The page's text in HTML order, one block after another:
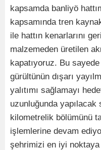
kapsamda banliyö
kapsamında tren
ile hattın kenarlarını
malzemeden üretilen
kapatıyoruz. Bu
gürültünün dışarı
yalıtımı sağlamayı
uzunluğunda
kilometrelik bölümünü
işlemlerine devam
şehrimizi en iyi